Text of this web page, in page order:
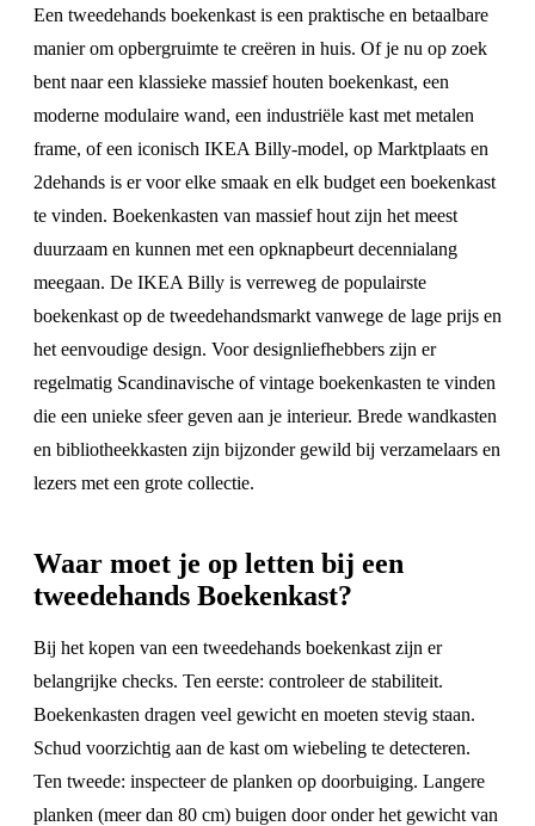
Een tweedehands boekenkast is een praktische en betaalbare
manier om opbergruimte te creëren in huis. Of je nu op zoek
bent naar een klassieke massief houten boekenkast, een
moderne modulaire wand, een industriële kast met metalen
frame, of een iconisch IKEA Billy-model, op Marktplaats en
2dehands is er voor elke smaak en elk budget een boekenkast
te vinden. Boekenkasten van massief hout zijn het meest
duurzaam en kunnen met een opknapbeurt decennialang
meegaan. De IKEA Billy is verreweg de populairste
boekenkast op de tweedehandsmarkt vanwege de lage prijs en
het eenvoudige design. Voor designliefhebbers zijn er
regelmatig Scandinavische of vintage boekenkasten te vinden
die een unieke sfeer geven aan je interieur. Brede wandkasten
en bibliotheekkasten zijn bijzonder gewild bij verzamelaars en
lezers met een grote collectie.
Waar moet je op letten bij een
tweedehands Boekenkast?
Bij het kopen van een tweedehands boekenkast zijn er
belangrijke checks. Ten eerste: controleer de stabiliteit.
Boekenkasten dragen veel gewicht en moeten stevig staan.
Schud voorzichtig aan de kast om wiebeling te detecteren.
Ten tweede: inspecteer de planken op doorbuiging. Langere
planken (meer dan 80 cm) buigen door onder het gewicht van